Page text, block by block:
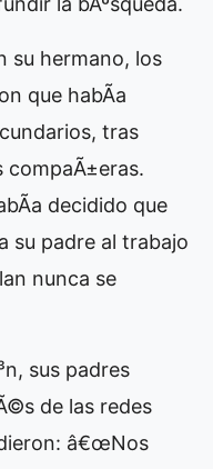
su hermano, los
que habÃ­a
tras
compaÃ±eras.
decidido que
su padre al trabajo
nunca se
sus padres
de las redes
â€œNos